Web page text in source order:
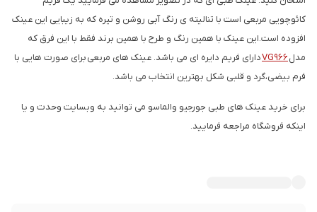
کائوچویی مربعی است با تنالیته ی رنگ آبی روشن و تیره که به زیبایی این عینک
افزوده است.این عینک با همین رنگ و طرح با همین برند فقط با این فرق که
مدلVG966دارای فریم دایره ای می باشد. عینک های مربعی برای صورت هایی با
فرم بیضی،گرد و قلبی شکل بهترین انتخاب می باشد.
برای خرید عینک های طبی جورجیو والماسو می توانید به وبسایت وحدت و یا
اینکه فروشگاه مراجعه فرمایید.